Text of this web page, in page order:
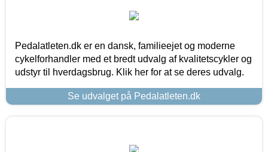
Pedalatleten.dk er en dansk, familieejet og moderne
cykelforhandler med et bredt udvalg af kvalitetscykler og
udstyr til hverdagsbrug. Klik her for at se deres udvalg.
Se udvalget på Pedalatleten.dk